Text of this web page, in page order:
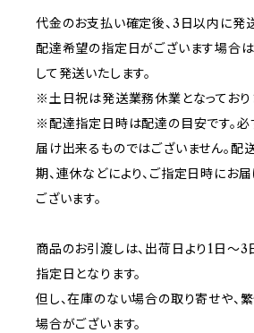
代金のお支払い確定後、3日以内に発送
配達希望の指定日がございます場合
して発送いたします。
※土日祝は発送業務休業となっており
※配達指定日時は配達の目安です。
届け出来るものではございません。配
期、連休などにより、ご指定日時にお
ございます。
商品のお引渡しは、出荷日より1日～3
指定日となります。
但し、在庫のない場合の取り寄せや、
場合がございます。